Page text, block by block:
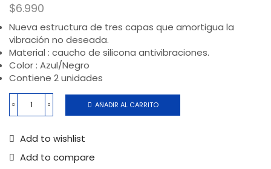
$6.990
Nueva estructura de tres capas que amortigua la
vibración no deseada.
Material : caucho de silicona antivibraciones.
Color : Azul/Negro
Contiene 2 unidades
AÑADIR AL CARRITO
Add to wishlist
Add to compare